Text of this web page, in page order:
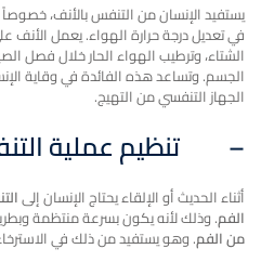
يستفيد الإنسان من التنفس بالأنف،
في تعديل درجة حرارة الهواء. يعمل الأنف
الشتاء، وترطيب الهواء الحار خلال فصل
الجسم. وتساعد هذه الفائدة في وقاية
الجهاز التنفسي من التهيج.
– تنظيم عملية
أثناء الحديث أو الإلقاء يحتاج الإنسان إلى
الفم. وذلك لأنه يكون بسرعة منتظمة
من الفم. وهو يستفيد من ذلك في